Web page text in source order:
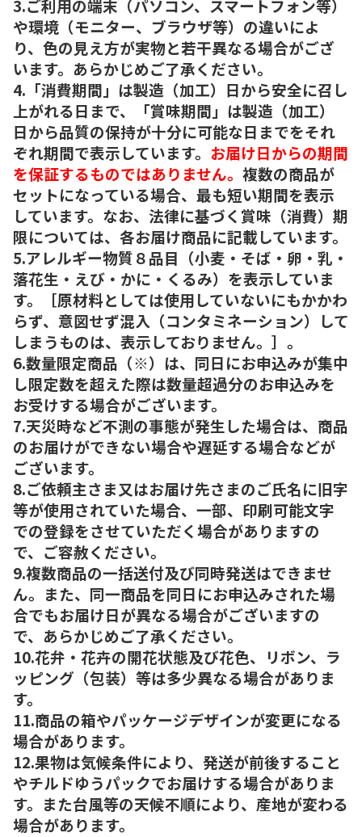
3.ご利用の端末（パソコン、スマートフォン等）
や環境（モニター、ブラウザ等）の違いによ
り、色の見え方が実物と若干異なる場合がござ
います。あらかじめご了承ください。
4.「消費期間」は製造（加工）日から安全に召し
上がれる日まで、「賞味期間」は製造（加工）
日から品質の保持が十分に可能な日までをそれ
ぞれ期間で表示しています。 お届け日からの期間
を保証するものではありません。 複数の商品が
セットになっている場合、最も短い期間を表示
しています。なお、法律に基づく賞味（消費）期
限については、各お届け商品に記載しています。
5.アレルギー物質８品目（小麦・そば・卵・乳・
落花生・えび・かに・くるみ）を表示していま
す。［原材料としては使用していないにもかかわ
らず、意図せず混入（コンタミネーション）して
しまうものは、表示しておりません。］。
6.数量限定商品（※）は、同日にお申込みが集中
し限定数を超えた際は数量超過分のお申込みを
お受けする場合がございます。
7.天災時など不測の事態が発生した場合は、商品
のお届けができない場合や遅延する場合などが
ございます。
8.ご依頼主さま又はお届け先さまのご氏名に旧字
等が使用されていた場合、一部、印刷可能文字
での登録をさせていただく場合がありますの
で、ご容赦ください。
9.複数商品の一括送付及び同時発送はできませ
ん。また、同一商品を同日にお申込みされた場
合でもお届け日が異なる場合がございますの
で、あらかじめご了承ください。
10.花弁・花卉の開花状態及び花色、リボン、ラ
ッピング（包装）等は多少異なる場合がありま
す。
11.商品の箱やパッケージデザインが変更になる
場合があります。
12.果物は気候条件により、発送が前後すること
やチルドゆうパックでお届けする場合がありま
す。また台風等の天候不順により、産地が変わる
場合があります。